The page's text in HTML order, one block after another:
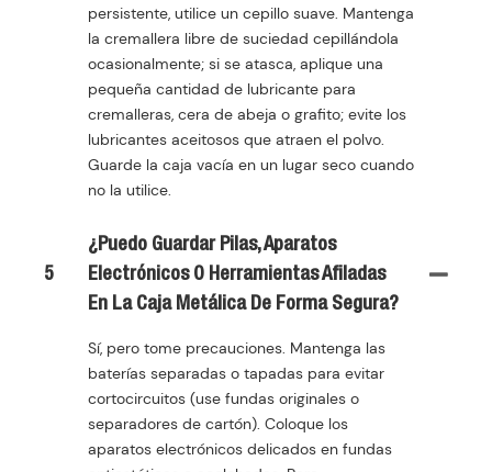
persistente, utilice un cepillo suave. Mantenga
la cremallera libre de suciedad cepillándola
ocasionalmente; si se atasca, aplique una
pequeña cantidad de lubricante para
cremalleras, cera de abeja o grafito; evite los
lubricantes aceitosos que atraen el polvo.
Guarde la caja vacía en un lugar seco cuando
no la utilice.
5
¿Puedo Guardar Pilas, Aparatos
Electrónicos O Herramientas Afiladas
En La Caja Metálica De Forma Segura?
Sí, pero tome precauciones. Mantenga las
baterías separadas o tapadas para evitar
cortocircuitos (use fundas originales o
separadores de cartón). Coloque los
aparatos electrónicos delicados en fundas